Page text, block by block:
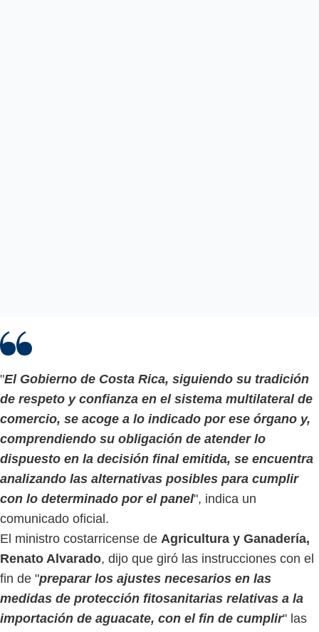
"El Gobierno de Costa Rica, siguiendo su tradición
de respeto y confianza en el sistema multilateral de
comercio, se acoge a lo indicado por ese órgano y,
comprendiendo su obligación de atender lo
dispuesto en la decisión final emitida, se encuentra
analizando las alternativas posibles para cumplir
con lo determinado por el panel", indica un
comunicado oficial.
El ministro costarricense de Agricultura y Ganadería,
Renato Alvarado, dijo que giró las instrucciones con el
fin de "preparar los ajustes necesarios en las
medidas de protección fitosanitarias relativas a la
importación de aguacate, con el fin de cumplir" las